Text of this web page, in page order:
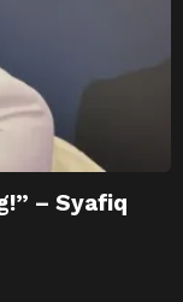
– Syafiq